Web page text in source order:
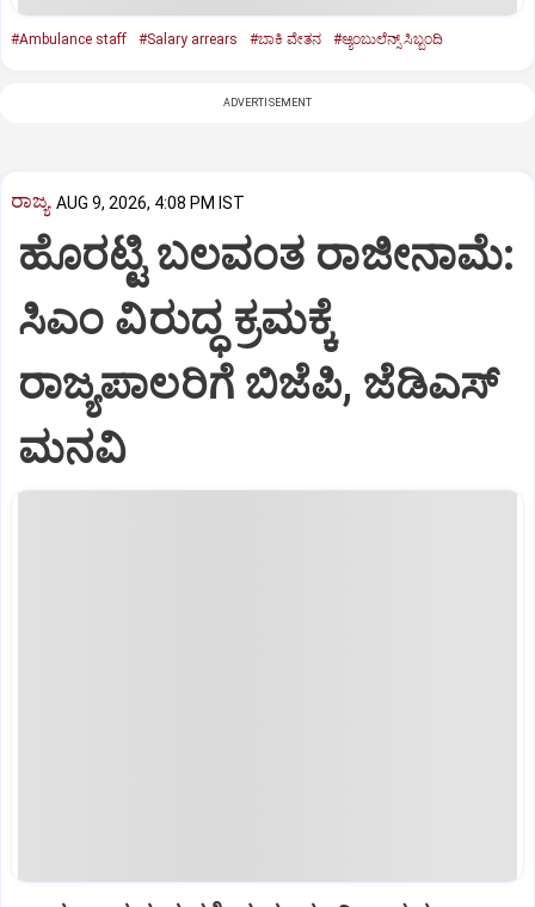
#Ambulance staff #Salary arrears #ಬಾಕಿ ವೇತನ #ಆ್ಯಂಬುಲೆನ್ಸ್‌ ಸಿಬ್ಬಂದಿ
ADVERTISEMENT
ರಾಜ್ಯ AUG 9, 2026, 4:08 PM IST
ಹೊರಟ್ಟಿ ಬಲವಂತ ರಾಜೀನಾಮೆ:
ಸಿಎಂ ವಿರುದ್ಧ ಕ್ರಮಕ್ಕೆ
ರಾಜ್ಯಪಾಲರಿಗೆ ಬಿಜೆಪಿ, ಜೆಡಿಎಸ್
ಮನವಿ